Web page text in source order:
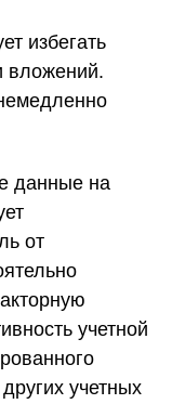
избегать
вложений.
данные на
от
учетной
учетных